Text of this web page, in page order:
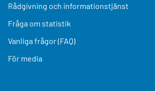
Rådgivning och informationstjänst
Fråga om statistik
Vanliga frågor (FAQ)
För media